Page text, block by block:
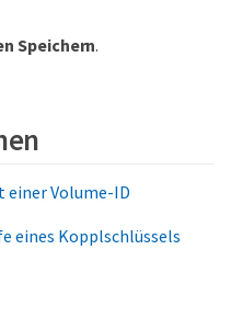
Speichern.
einer Volume-ID
eines Kopplschlüssels